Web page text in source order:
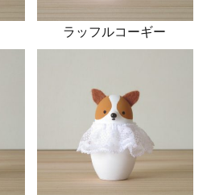
ラッフルコーギー